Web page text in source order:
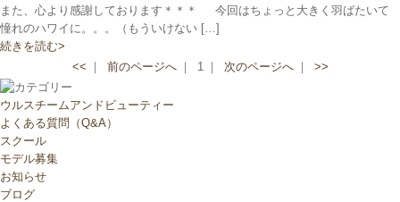
また、心より感謝しております＊＊＊ 今回はちょっと大きく羽ばたいて
憧れのハワイに。。。（もういけない […]
続きを読む>
<<
｜ 前のページへ ｜ 1 ｜ 次のページへ ｜ >>
ウルスチームアンドビューティー
よくある質問（Q&A）
スクール
モデル募集
お知らせ
ブログ